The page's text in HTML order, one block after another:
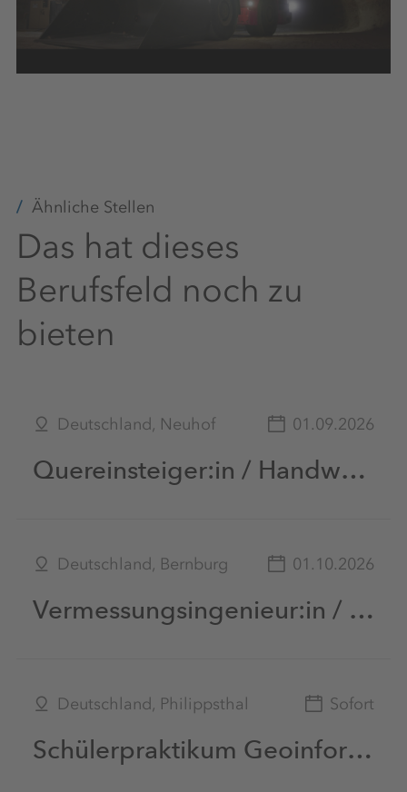
Gesundheitsmanagement
Kostenlose Parkplätze
Ähnliche Stellen
Das hat dieses
Berufsfeld noch zu
bieten
Deutschland, Neuhof 01.09.2026
Quereinsteiger:in / Handwerker:in als Helfer:in Vermessung / Markscheiderei in Schichtarbeit unter Tage (m|w|d)
Deutschland, Bernburg 01.10.2026
Vermessungsingenieur:in / Markscheider:in als Berufseinsteiger:in oder mit Berufserfahrung (m|w|d)
Deutschland, Philippsthal Sofort
Schülerpraktikum Geoinformatik/Vermessungstechnik